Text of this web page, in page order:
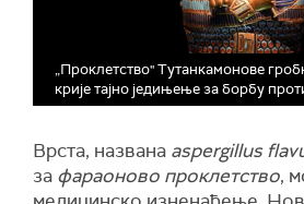
„Проклетство" Тутанкамонове
крије тајно једињење за борбу
Врста, названа aspergillus
за фараоново проклетство,